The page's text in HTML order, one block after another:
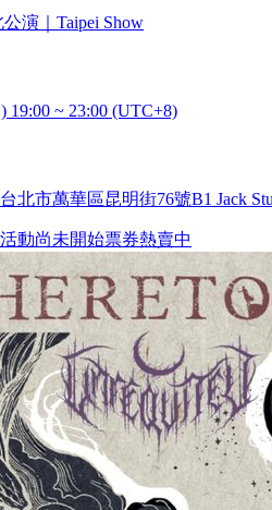
公演｜Taipei Show
19:00 ~ 23:00 (UTC+8)
北市萬華區昆明街76號B1 Jack
活動尚未開始票券熱賣中